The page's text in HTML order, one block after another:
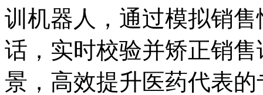
训机器人，通过模拟
话，实时校验并矫正销
景，高效提升医药代表